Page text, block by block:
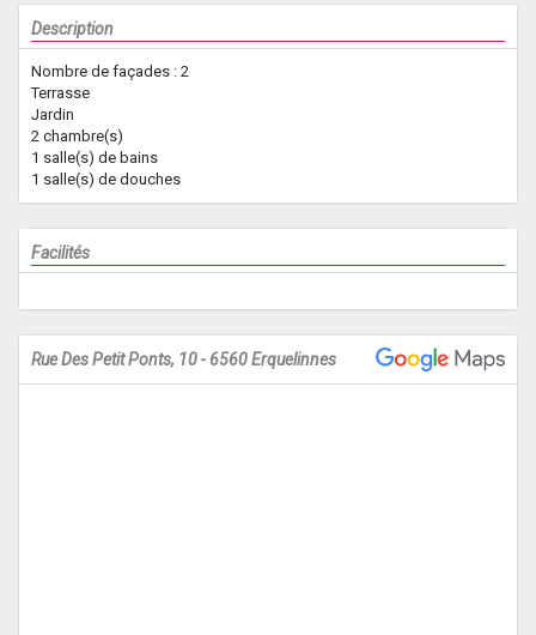
Description
Nombre de façades : 2
Terrasse
Jardin
2 chambre(s)
1 salle(s) de bains
1 salle(s) de douches
Facilités
Rue Des Petit Ponts, 10 - 6560 Erquelinnes